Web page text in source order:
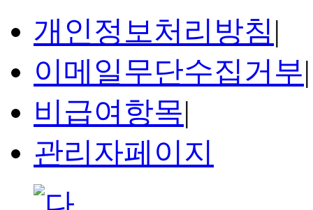
개인정보처리방침|
이메일무단수집거부|
비급여항목|
관리자페이지